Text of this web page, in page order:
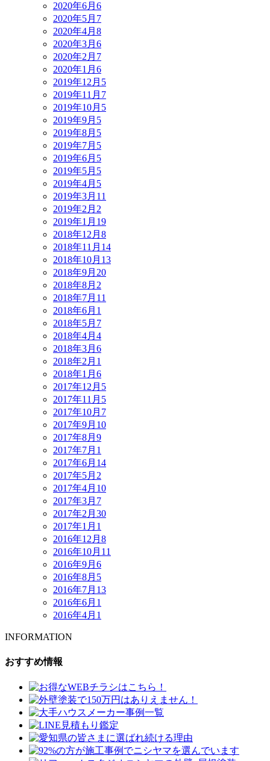
2020年6月 6
2020年5月 7
2020年4月 8
2020年3月 6
2020年2月 7
2020年1月 6
2019年12月 5
2019年11月 7
2019年10月 5
2019年9月 5
2019年8月 5
2019年7月 5
2019年6月 5
2019年5月 5
2019年4月 5
2019年3月 11
2019年2月 2
2019年1月 19
2018年12月 8
2018年11月 14
2018年10月 13
2018年9月 20
2018年8月 2
2018年7月 11
2018年6月 1
2018年5月 7
2018年4月 4
2018年3月 6
2018年2月 1
2018年1月 6
2017年12月 5
2017年11月 5
2017年10月 7
2017年9月 10
2017年8月 9
2017年7月 1
2017年6月 14
2017年5月 2
2017年4月 10
2017年3月 7
2017年2月 30
2017年1月 1
2016年12月 8
2016年10月 11
2016年9月 6
2016年8月 5
2016年7月 13
2016年6月 1
2016年4月 1
INFORMATION
おすすめ情報